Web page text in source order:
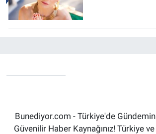
Bunediyor.com - Türkiye'de Gündemin
Güvenilir Haber Kaynağınız! Türkiye